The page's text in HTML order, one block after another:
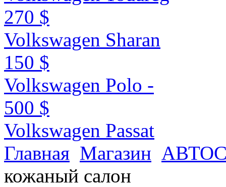
270 $
Volkswagen Sharan
150 $
Volkswagen Polo -
500 $
Volkswagen Passat
Главная Магазин
кожаный салон